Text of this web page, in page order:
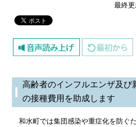
最終
高齢者のインフルエンザ及び
の接種費用を助成します
和水町では集団感染や重症化を防ぐ